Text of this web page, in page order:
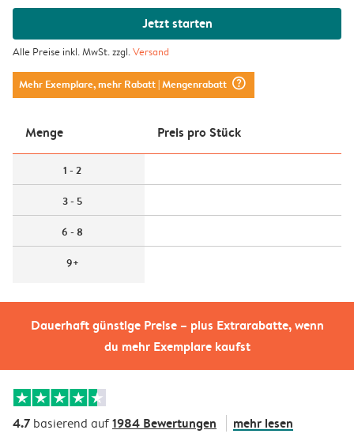
Dauerhaft günstige Preise – plus Extrarabatte, wenn
du mehr Exemplare kaufst
Jetzt starten
Alle Preise inkl. MwSt. zzgl.Versand
Mehr Exemplare, mehr Rabatt| Mengenrabatt question_mark_circle
Menge Preis pro Stück
1 - 2
3 - 5
6 - 8
9+
4.7 basierend auf1984 Bewertungen mehr lesen